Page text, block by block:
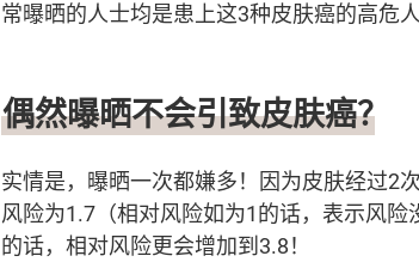
常曝晒的人士均是患上这3种皮肤癌的高危人
偶然曝晒不会引致皮肤癌？
实情是，曝晒一次都嫌多！因为皮肤经过2
风险为1.7（相对风险如为1的话，表示风
的话，相对风险更会增加到3.8！